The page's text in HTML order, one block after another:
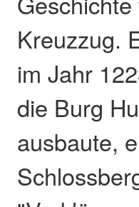
Kreuzzug.
im Jahr
die Burg
ausbaute,